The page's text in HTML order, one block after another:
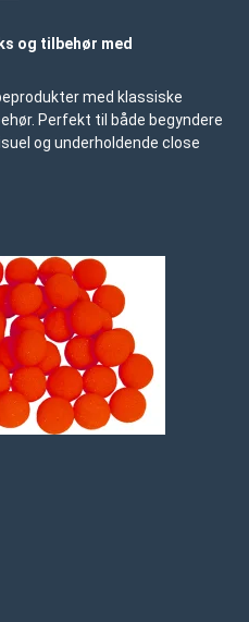
og tilbehør med
med klassiske
Perfekt til både begyndere
og underholdende close